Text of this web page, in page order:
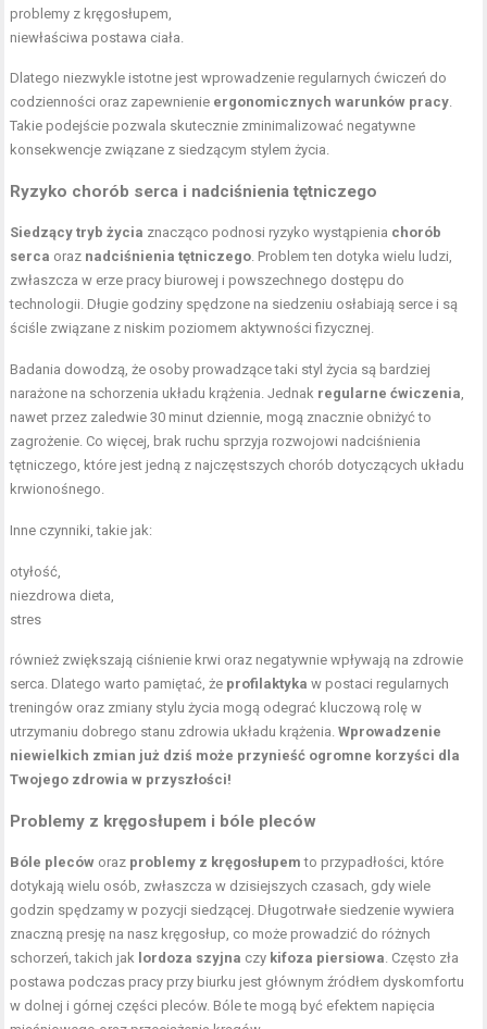
problemy z kręgosłupem,
niewłaściwa postawa ciała.
Dlatego niezwykle istotne jest wprowadzenie regularnych ćwiczeń do
codzienności oraz zapewnienie ergonomicznych warunków pracy.
Takie podejście pozwala skutecznie zminimalizować negatywne
konsekwencje związane z siedzącym stylem życia.
Ryzyko chorób serca i nadciśnienia tętniczego
Siedzący tryb życia znacząco podnosi ryzyko wystąpienia chorób
serca oraz nadciśnienia tętniczego. Problem ten dotyka wielu ludzi,
zwłaszcza w erze pracy biurowej i powszechnego dostępu do
technologii. Długie godziny spędzone na siedzeniu osłabiają serce i są
ściśle związane z niskim poziomem aktywności fizycznej.
Badania dowodzą, że osoby prowadzące taki styl życia są bardziej
narażone na schorzenia układu krążenia. Jednak regularne ćwiczenia,
nawet przez zaledwie 30 minut dziennie, mogą znacznie obniżyć to
zagrożenie. Co więcej, brak ruchu sprzyja rozwojowi nadciśnienia
tętniczego, które jest jedną z najczęstszych chorób dotyczących układu
krwionośnego.
Inne czynniki, takie jak:
otyłość,
niezdrowa dieta,
stres
również zwiększają ciśnienie krwi oraz negatywnie wpływają na zdrowie
serca. Dlatego warto pamiętać, że profilaktyka w postaci regularnych
treningów oraz zmiany stylu życia mogą odegrać kluczową rolę w
utrzymaniu dobrego stanu zdrowia układu krążenia.Wprowadzenie
niewielkich zmian już dziś może przynieść ogromne korzyści dla
Twojego zdrowia w przyszłości!
Problemy z kręgosłupem i bóle pleców
Bóle pleców oraz problemy z kręgosłupem to przypadłości, które
dotykają wielu osób, zwłaszcza w dzisiejszych czasach, gdy wiele
godzin spędzamy w pozycji siedzącej. Długotrwałe siedzenie wywiera
znaczną presję na nasz kręgosłup, co może prowadzić do różnych
schorzeń, takich jak lordoza szyjna czy kifoza piersiowa. Często zła
postawa podczas pracy przy biurku jest głównym źródłem dyskomfortu
w dolnej i górnej części pleców. Bóle te mogą być efektem napięcia